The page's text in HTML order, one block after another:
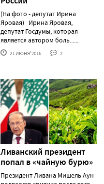
(На фото - депутат Ирина
Яровая) Ирина Яровая,
депутат Госдумы, которая
является автором боль......
21 ИЮНЯ'2016 2
Ливанский президент
попал в «чайную бурю»
Президент Ливана Мишель Аун